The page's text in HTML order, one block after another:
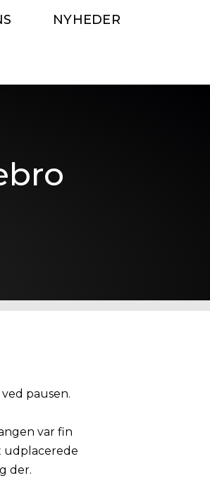
NYHEDER
pausen.
var fin
udplacerede
der.